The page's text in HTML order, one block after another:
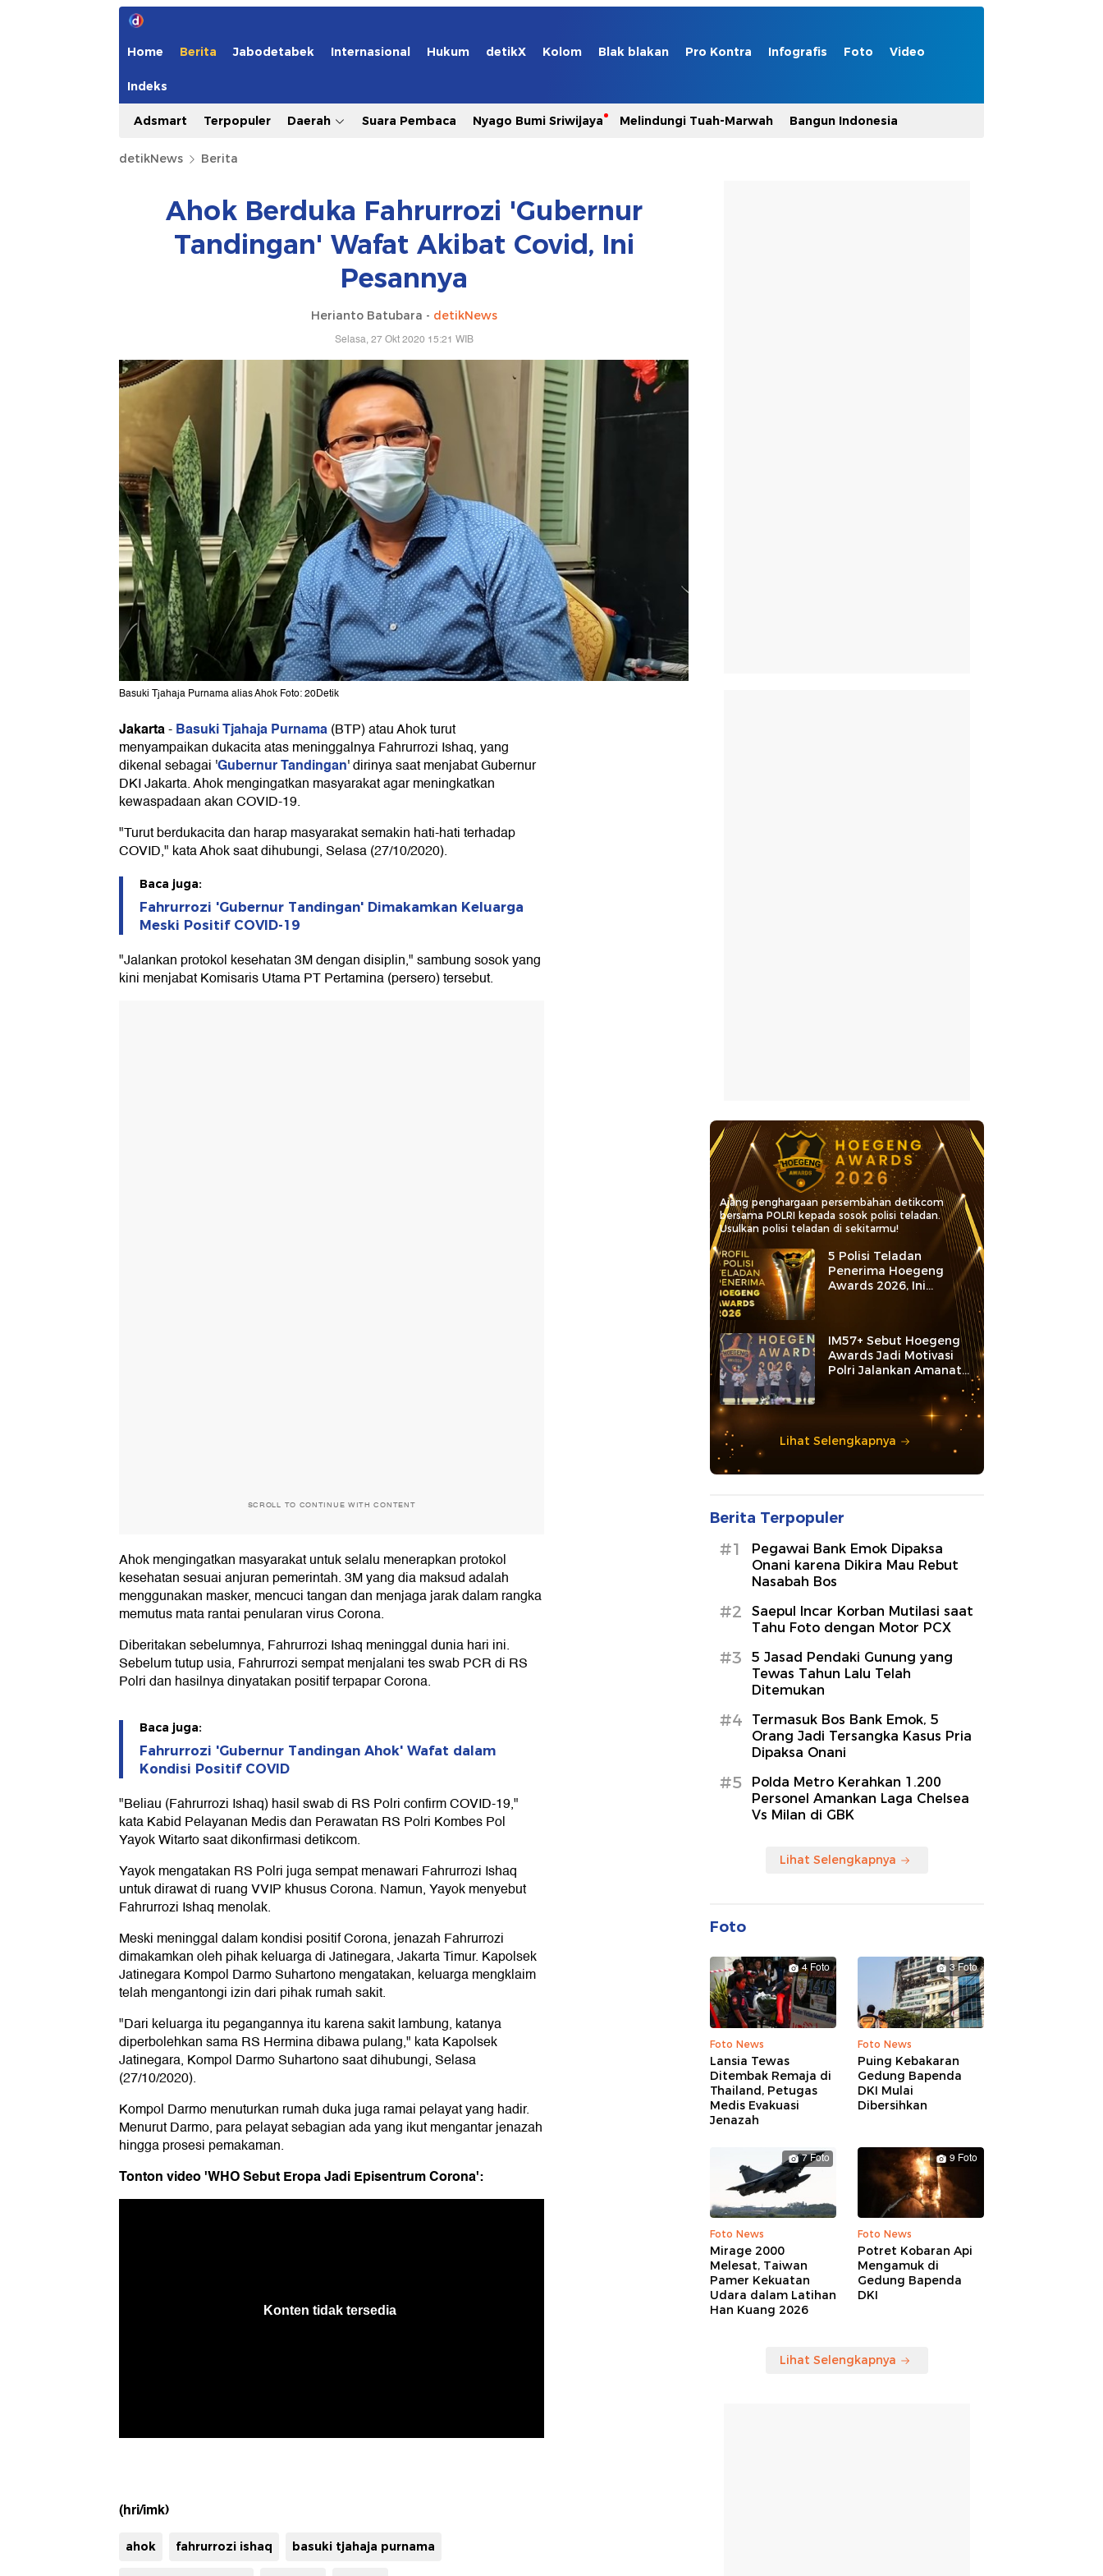
Home Berita Jabodetabek Internasional Hukum detikX Kolom Blak blakan Pro Kontra Infografis Foto Video
Indeks
Adsmart Terpopuler Daerah Suara Pembaca Nyago Bumi Sriwijaya Melindungi Tuah-Marwah Bangun Indonesia
detikNews Berita
Ahok Berduka Fahrurrozi 'Gubernur
Tandingan' Wafat Akibat Covid, Ini
Pesannya
Herianto Batubara - detikNews
Selasa, 27 Okt 2020 15:21 WIB
Basuki Tjahaja Purnama alias Ahok Foto: 20Detik
Jakarta-Basuki Tjahaja Purnama(BTP) atau Ahok turut
menyampaikan dukacita atas meninggalnya Fahrurrozi Ishaq, yang
dikenal sebagai 'Gubernur Tandingan' dirinya saat menjabat Gubernur
DKI Jakarta. Ahok mengingatkan masyarakat agar meningkatkan
kewaspadaan akan COVID-19.
"Turut berdukacita dan harap masyarakat semakin hati-hati terhadap
COVID," kata Ahok saat dihubungi, Selasa (27/10/2020).
Baca juga:
Fahrurrozi 'Gubernur Tandingan' Dimakamkan Keluarga
Meski Positif COVID-19
"Jalankan protokol kesehatan 3M dengan disiplin," sambung sosok yang
kini menjabat Komisaris Utama PT Pertamina (persero) tersebut.
SCROLL TO CONTINUE WITH CONTENT
Ahok mengingatkan masyarakat untuk selalu menerapkan protokol
kesehatan sesuai anjuran pemerintah. 3M yang dia maksud adalah
menggunakan masker, mencuci tangan dan menjaga jarak dalam rangka
memutus mata rantai penularan virus Corona.
Diberitakan sebelumnya, Fahrurrozi Ishaq meninggal dunia hari ini.
Sebelum tutup usia, Fahrurrozi sempat menjalani tes swab PCR di RS
Polri dan hasilnya dinyatakan positif terpapar Corona.
Baca juga:
Fahrurrozi 'Gubernur Tandingan Ahok' Wafat dalam
Kondisi Positif COVID
"Beliau (Fahrurrozi Ishaq) hasil swab di RS Polri confirm COVID-19,"
kata Kabid Pelayanan Medis dan Perawatan RS Polri Kombes Pol
Yayok Witarto saat dikonfirmasi detikcom.
Yayok mengatakan RS Polri juga sempat menawari Fahrurrozi Ishaq
untuk dirawat di ruang VVIP khusus Corona. Namun, Yayok menyebut
Fahrurrozi Ishaq menolak.
Meski meninggal dalam kondisi positif Corona, jenazah Fahrurrozi
dimakamkan oleh pihak keluarga di Jatinegara, Jakarta Timur. Kapolsek
Jatinegara Kompol Darmo Suhartono mengatakan, keluarga mengklaim
telah mengantongi izin dari pihak rumah sakit.
"Dari keluarga itu pegangannya itu karena sakit lambung, katanya
diperbolehkan sama RS Hermina dibawa pulang," kata Kapolsek
Jatinegara, Kompol Darmo Suhartono saat dihubungi, Selasa
(27/10/2020).
Kompol Darmo menuturkan rumah duka juga ramai pelayat yang hadir.
Menurut Darmo, para pelayat sebagian ada yang ikut mengantar jenazah
hingga prosesi pemakaman.
Tonton video 'WHO Sebut Eropa Jadi Episentrum Corona':
(hri/imk)
ahok fahrurrozi ishaq basuki tjahaja purnama
Ajang penghargaan persembahan detikcom
bersama POLRI kepada sosok polisi teladan.
Usulkan polisi teladan di sekitarmu!
5 Polisi Teladan
Penerima Hoegeng
Awards 2026, Ini
Kategori dan Kiprahnya
IM57+ Sebut Hoegeng
Awards Jadi Motivasi
Polri Jalankan Amanat
Lihat Selengkapnya
Berita Terpopuler
#1
Pegawai Bank Emok Dipaksa
Onani karena Dikira Mau Rebut
Nasabah Bos
#2
Saepul Incar Korban Mutilasi saat
Tahu Foto dengan Motor PCX
#3
5 Jasad Pendaki Gunung yang
Tewas Tahun Lalu Telah
Ditemukan
#4
Termasuk Bos Bank Emok, 5
Orang Jadi Tersangka Kasus Pria
Dipaksa Onani
#5
Polda Metro Kerahkan 1.200
Personel Amankan Laga Chelsea
Vs Milan di GBK
Lihat Selengkapnya
Foto
4 Foto
Foto News
Lansia Tewas
Ditembak Remaja di
Thailand, Petugas
Medis Evakuasi
Jenazah
3 Foto
Foto News
Puing Kebakaran
Gedung Bapenda
DKI Mulai
Dibersihkan
7 Foto
Foto News
Mirage 2000
Melesat, Taiwan
Pamer Kekuatan
Udara dalam Latihan
Han Kuang 2026
9 Foto
Foto News
Potret Kobaran Api
Mengamuk di
Gedung Bapenda
DKI
Lihat Selengkapnya